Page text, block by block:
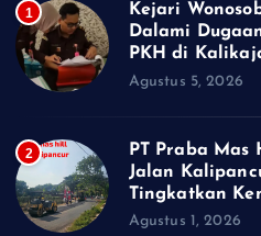
1
Kejari
Dalami
PKH di
Agustus 5, 2026
2
PT Praba Mas
Jalan
Tingkatkan
Agustus 1, 2026